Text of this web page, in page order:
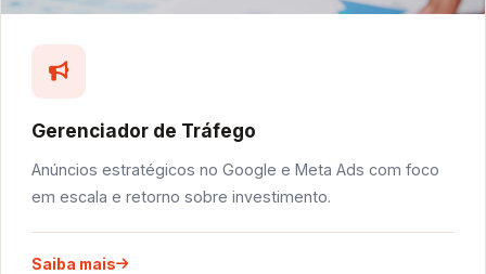
Gerenciador de Tráfego
Anúncios estratégicos no Google e Meta Ads com foco
em escala e retorno sobre investimento.
Saiba mais